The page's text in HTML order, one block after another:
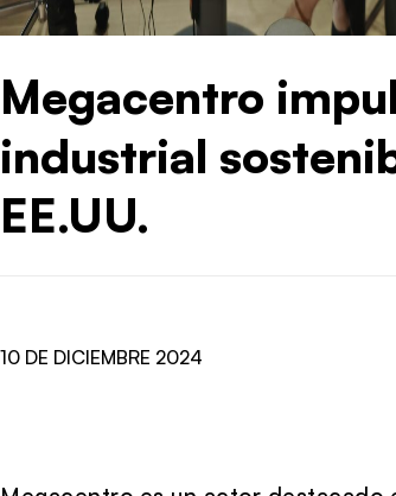
Megacentro
industrial
EE.UU.
10 DE DICIEMBRE 2024